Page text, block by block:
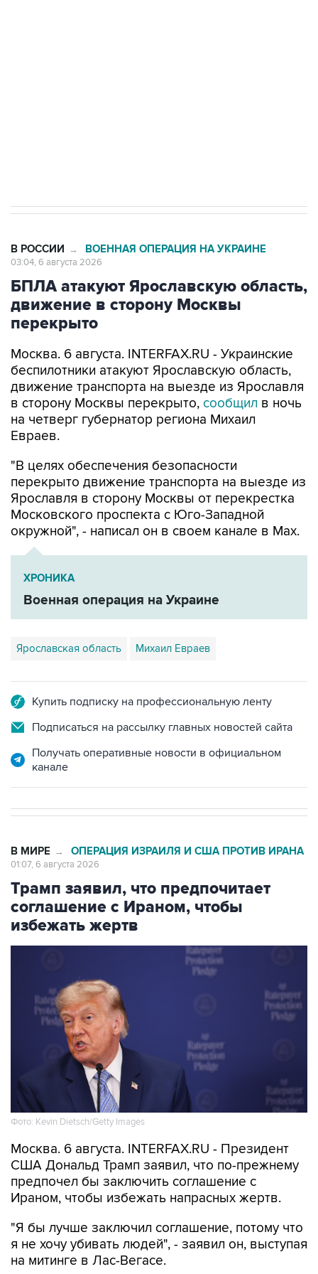
В РОССИИ → ВОЕННАЯ ОПЕРАЦИЯ НА УКРАИНЕ
03:04, 6 августа 2026
БПЛА атакуют Ярославскую область,
движение в сторону Москвы
перекрыто
Москва. 6 августа. INTERFAX.RU - Украинские
беспилотники атакуют Ярославскую область,
движение транспорта на выезде из Ярославля
в сторону Москвы перекрыто, сообщил в ночь
на четверг губернатор региона Михаил
Евраев.
"В целях обеспечения безопасности
перекрыто движение транспорта на выезде из
Ярославля в сторону Москвы от перекрестка
Московского проспекта с Юго-Западной
окружной", - написал он в своем канале в Мах.
ХРОНИКА
Военная операция на Украине
Ярославская область Михаил Евраев
Купить подписку на профессиональную ленту
Подписаться на рассылку главных новостей сайта
Получать оперативные новости в официальном
канале
В МИРЕ → ОПЕРАЦИЯ ИЗРАИЛЯ И США ПРОТИВ ИРАНА
01:07, 6 августа 2026
Трамп заявил, что предпочитает
соглашение с Ираном, чтобы
избежать жертв
Фото: Kevin Dietsch/Getty Images
Москва. 6 августа. INTERFAX.RU - Президент
США Дональд Трамп заявил, что по-прежнему
предпочел бы заключить соглашение с
Ираном, чтобы избежать напрасных жертв.
"Я бы лучше заключил соглашение, потому что
я не хочу убивать людей", - заявил он, выступая
на митинге в Лас-Вегасе.